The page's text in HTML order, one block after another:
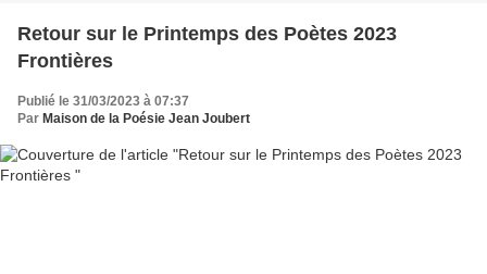
Retour sur le Printemps des Poètes 2023
Frontières
Publié le 31/03/2023 à 07:37
Par Maison de la Poésie Jean Joubert